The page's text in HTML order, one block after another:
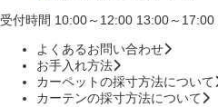
受付時間 10:00～12:00 13:00～17:00
よくあるお問い合わせ
お手入れ方法
カーペットの採寸方法について
カーテンの採寸方法について